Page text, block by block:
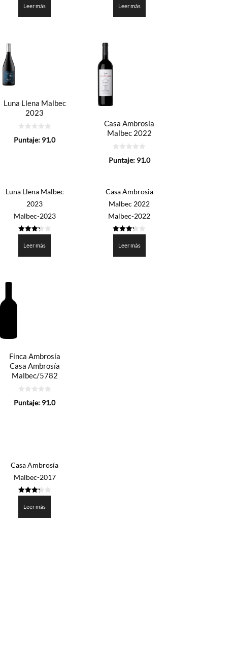
de 5
Leer más
de 5
Leer más
Luna Llena Malbec
2023
de
Puntaje: 91.0
Luna Llena Malbec
2023
Malbec-2023
de 5
Leer más
Casa Ambrosia
Malbec 2022
de
Puntaje: 91.0
Casa Ambrosia
Malbec 2022
Malbec-2022
de 5
Leer más
Finca Ambrosía
Casa Ambrosía
Malbec/5782
de
Puntaje: 91.0
Casa Ambrosía
Malbec-2017
de 5
Leer más